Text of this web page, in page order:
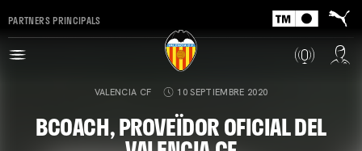
PARTNERS PRINCIPALS
VALENCIA CF 10 SEPTIEMBRE 2020
BCOACH, PROVEÏDOR OFICIAL DEL